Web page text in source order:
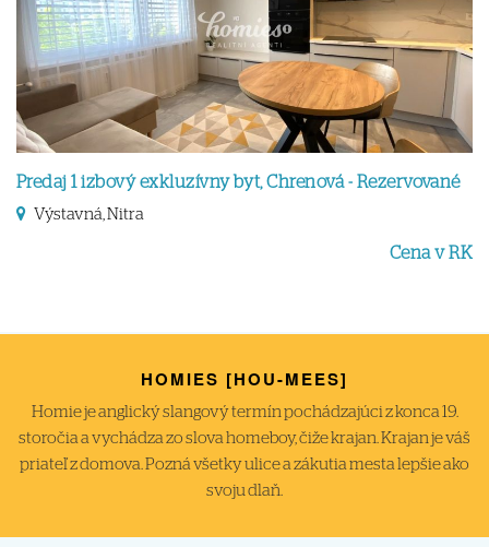
Predaj 1 izbový exkluzívny byt, Chrenová - Rezervované
Výstavná, Nitra
Cena v RK
HOMIES [HOU-MEES]
Homie je anglický slangový termín pochádzajúci z konca 19.
storočia a vychádza zo slova homeboy, čiže krajan. Krajan je váš
priateľ z domova. Pozná všetky ulice a zákutia mesta lepšie ako
svoju dlaň.